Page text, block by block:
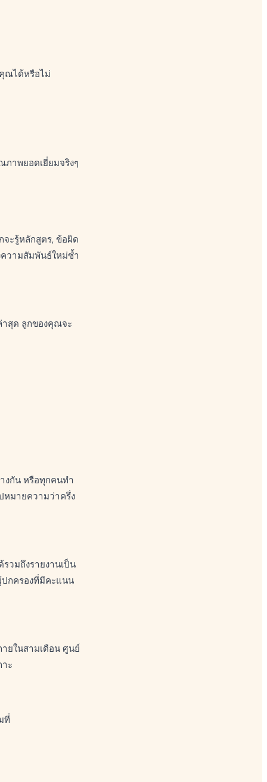
ณได้หรือไม่
าพยอดเยี่ยมจริงๆ
ะรู้หลักสูตร, ข้อผิด
วามสัมพันธ์ใหม่ซ้ำ
าสุด ลูกของคุณจะ
งกัน หรือทุกคนทำ
หมายความว่าครึ่ง
วมถึงรายงานเป็น
ปกครองที่มีคะแนน
ยในสามเดือน ศูนย์
ะ
ที่